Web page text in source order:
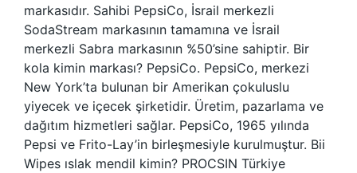
markasıdır. Sahibi PepsiCo, İsrail merkezli
SodaStream markasının tamamına ve İsrail
merkezli Sabra markasının %50’sine sahiptir. Bir
kola kimin markası? PepsiCo. PepsiCo, merkezi
New York’ta bulunan bir Amerikan çokuluslu
yiyecek ve içecek şirketidir. Üretim, pazarlama ve
dağıtım hizmetleri sağlar. PepsiCo, 1965 yılında
Pepsi ve Frito-Lay’in birleşmesiyle kurulmuştur. Bii
Wipes ıslak mendil kimin? PROCSIN Türkiye